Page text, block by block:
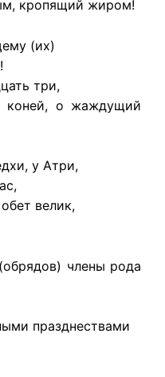
кропящий жиром!
(их)
три,
коней, о жаждущий
у Атри,
велик,
члены рода
празднествами